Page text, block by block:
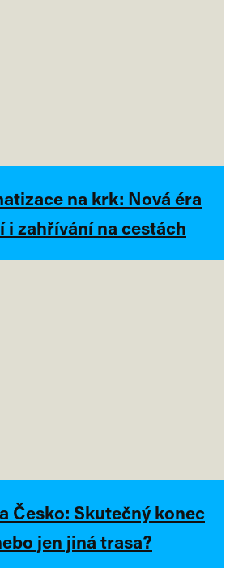
na krk: Nová éra
i zahřívání na cestách
Česko: Skutečný konec
jen jiná trasa?